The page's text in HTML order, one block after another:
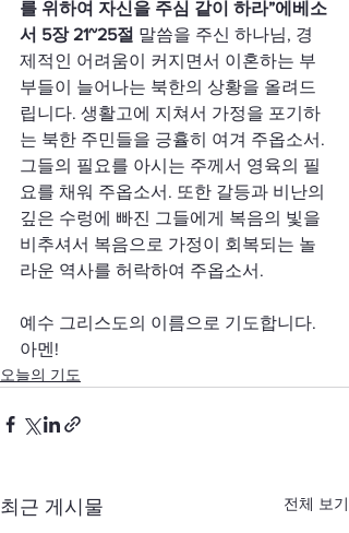
를 위하여 자신을 주심 같이 하라”에베소
서 5장 21~25절 말씀을 주신 하나님, 경
제적인 어려움이 커지면서 이혼하는 부
부들이 늘어나는 북한의 상황을 올려드
립니다. 생활고에 지쳐서 가정을 포기하
는 북한 주민들을 긍휼히 여겨 주옵소서.
그들의 필요를 아시는 주께서 영육의 필
요를 채워 주옵소서. 또한 갈등과 비난의
깊은 수렁에 빠진 그들에게 복음의 빛을
비추셔서 복음으로 가정이 회복되는 놀
라운 역사를 허락하여 주옵소서.
예수 그리스도의 이름으로 기도합니다.
아멘!
오늘의 기도
최근 게시물 전체 보기